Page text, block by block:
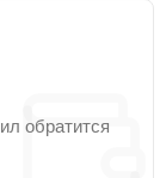
обратится